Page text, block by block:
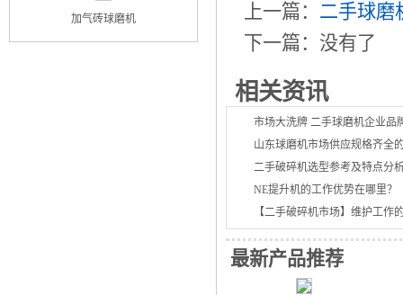
上一篇： 二手球磨
下一篇：没有了
相关资讯
市场大洗牌 二手球磨机企业品
山东球磨机市场供应规格齐全
二手破碎机选型参考及特点分
NE提升机的工作优势在哪里？
【二手破碎机市场】维护工作
最新产品推荐
加气砖球磨机